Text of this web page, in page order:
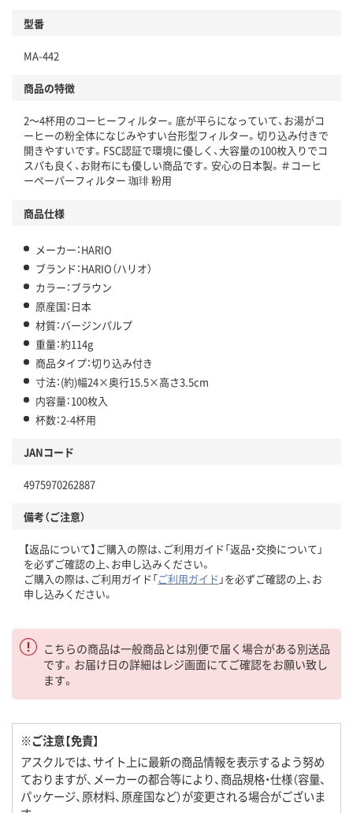
型番
MA-442
商品の特徴
2～4杯用のコーヒーフィルター。底が平らになっていて、お湯がコ
ーヒーの粉全体になじみやすい台形型フィルター。切り込み付きで
開きやすいです。FSC認証で環境に優しく、大容量の100枚入りでコ
スパも良く、お財布にも優しい商品です。安心の日本製。＃コーヒ
ーペーパーフィルター 珈琲 粉用
商品仕様
メーカー：HARIO
ブランド：HARIO（ハリオ）
カラー：ブラウン
原産国：日本
材質：バージンパルプ
重量：約114g
商品タイプ：切り込み付き
寸法：(約)幅24×奥行15.5×高さ3.5cm
内容量：100枚入
杯数：2-4杯用
JANコード
4975970262887
備考（ご注意）
【返品について】ご購入の際は、ご利用ガイド「返品・交換について」
を必ずご確認の上、お申し込みください。
ご購入の際は、ご利用ガイド「ご利用ガイド 」を必ずご確認の上、お
申し込みください。
こちらの商品は一般商品とは別便で届く場合がある別送品
です。お届け日の詳細はレジ画面にてご確認をお願い致し
ます。
※ご注意【免責】
アスクルでは、サイト上に最新の商品情報を表示するよう努め
ておりますが、メーカーの都合等により、商品規格・仕様（容量、
パッケージ、原材料、原産国など）が変更される場合がございま